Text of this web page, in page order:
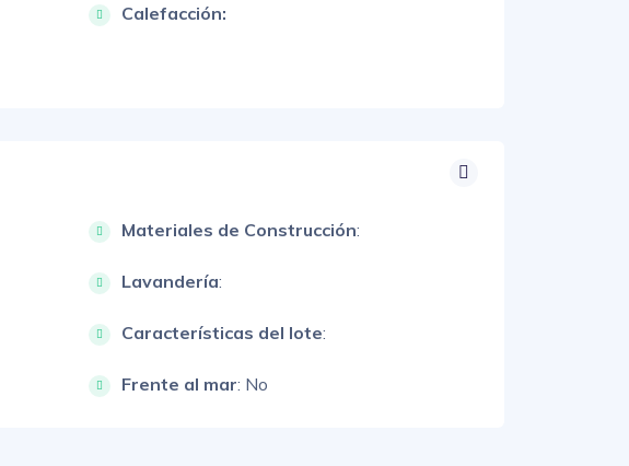
Calefacción:
Materiales de Construcción:
Lavandería:
Características del lote:
Frente al mar: No